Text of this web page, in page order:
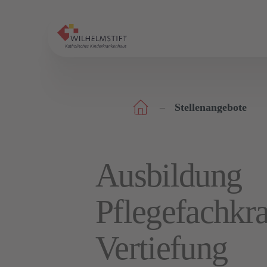
Stellenangebote
Ausbildung
Vertiefung